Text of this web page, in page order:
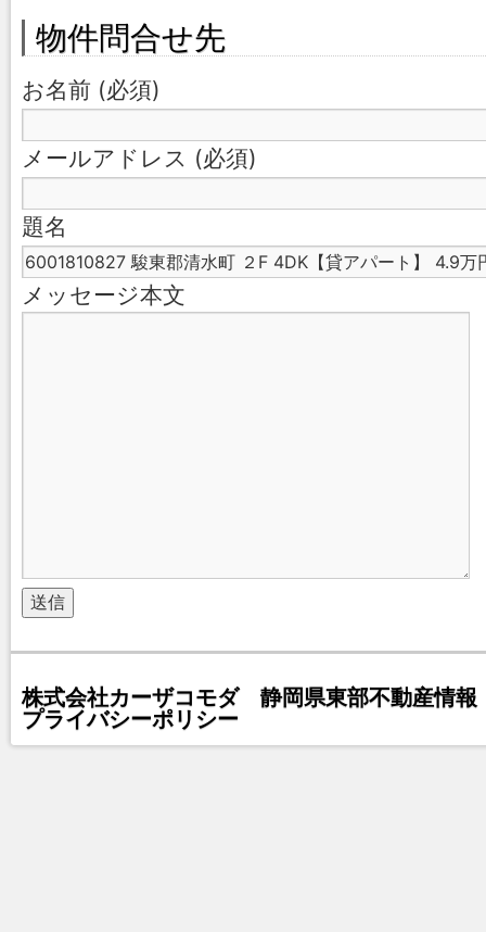
物件問合せ先
お名前 (必須)
メールアドレス (必須)
題名
メッセージ本文
株式会社カーザコモダ 静岡県東部不動産情
プライバシーポリシー